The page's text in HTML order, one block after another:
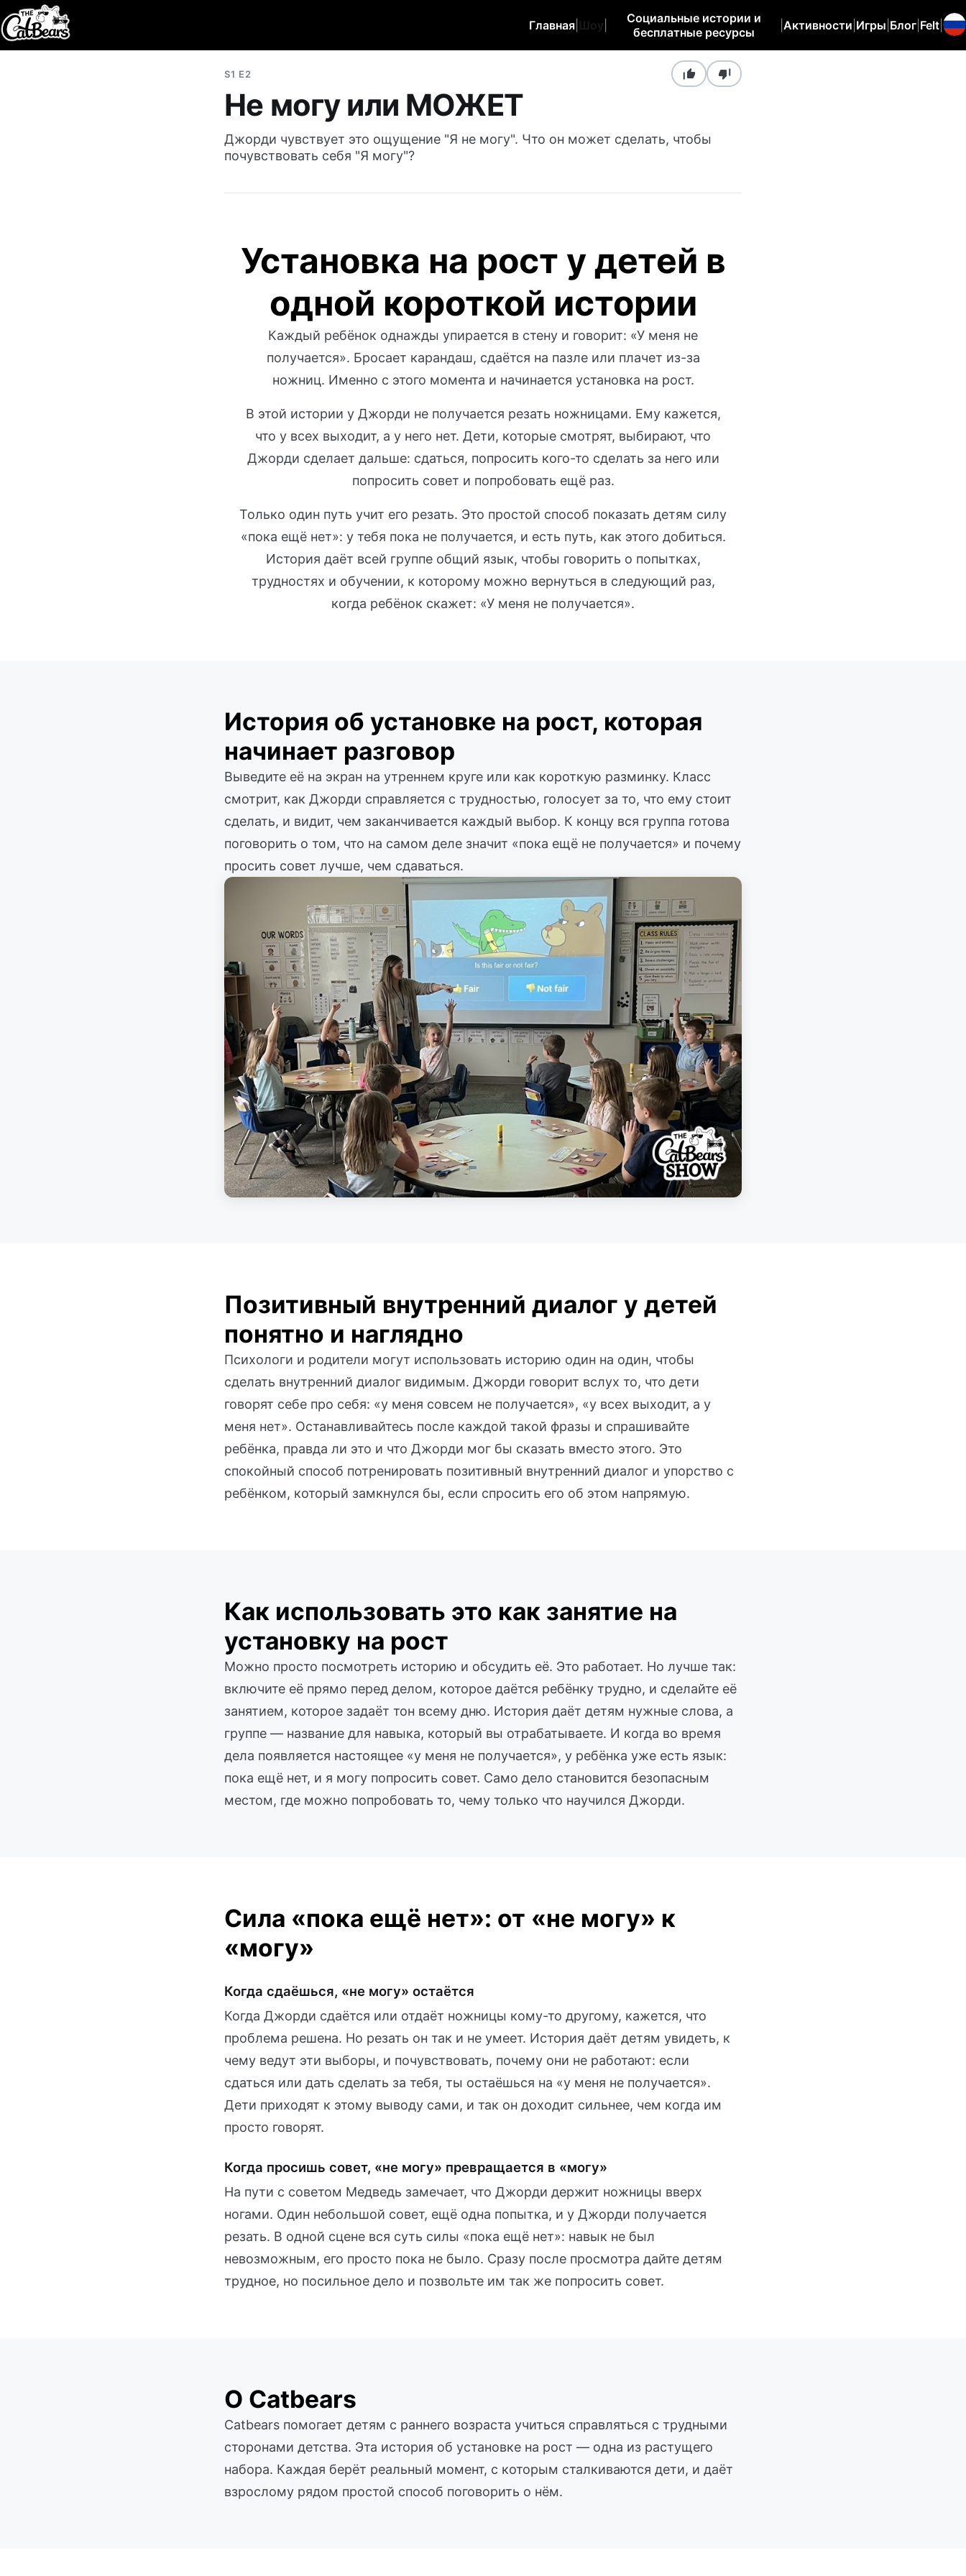
Главная Шоу
Социальные истории и
бесплатные ресурсы
Активности Игры Блог Felt
S1 E2
Hе могу или МОЖЕТ
Джорди чувствует это ощущение "Я не могу". Что он может сделать, чтобы
почувствовать себя "Я могу"?
Установка на рост у детей в
одной короткой истории
Каждый ребёнок однажды упирается в стену и говорит: «У меня не
получается». Бросает карандаш, сдаётся на пазле или плачет из-за
ножниц. Именно с этого момента и начинается установка на рост.
В этой истории у Джорди не получается резать ножницами. Ему кажется,
что у всех выходит, а у него нет. Дети, которые смотрят, выбирают, что
Джорди сделает дальше: сдаться, попросить кого-то сделать за него или
попросить совет и попробовать ещё раз.
Только один путь учит его резать. Это простой способ показать детям силу
«пока ещё нет»: у тебя пока не получается, и есть путь, как этого добиться.
История даёт всей группе общий язык, чтобы говорить о попытках,
трудностях и обучении, к которому можно вернуться в следующий раз,
когда ребёнок скажет: «У меня не получается».
История об установке на рост, которая
начинает разговор
Выведите её на экран на утреннем круге или как короткую разминку. Класс
смотрит, как Джорди справляется с трудностью, голосует за то, что ему стоит
сделать, и видит, чем заканчивается каждый выбор. К концу вся группа готова
поговорить о том, что на самом деле значит «пока ещё не получается» и почему
просить совет лучше, чем сдаваться.
Позитивный внутренний диалог у детей
понятно и наглядно
Психологи и родители могут использовать историю один на один, чтобы
сделать внутренний диалог видимым. Джорди говорит вслух то, что дети
говорят себе про себя: «у меня совсем не получается», «у всех выходит, а у
меня нет». Останавливайтесь после каждой такой фразы и спрашивайте
ребёнка, правда ли это и что Джорди мог бы сказать вместо этого. Это
спокойный способ потренировать позитивный внутренний диалог и упорство с
ребёнком, который замкнулся бы, если спросить его об этом напрямую.
Как использовать это как занятие на
установку на рост
Можно просто посмотреть историю и обсудить её. Это работает. Но лучше так:
включите её прямо перед делом, которое даётся ребёнку трудно, и сделайте её
занятием, которое задаёт тон всему дню. История даёт детям нужные слова, а
группе — название для навыка, который вы отрабатываете. И когда во время
дела появляется настоящее «у меня не получается», у ребёнка уже есть язык:
пока ещё нет, и я могу попросить совет. Само дело становится безопасным
местом, где можно попробовать то, чему только что научился Джорди.
Сила «пока ещё нет»: от «не могу» к
«могу»
Когда сдаёшься, «не могу» остаётся
Когда Джорди сдаётся или отдаёт ножницы кому-то другому, кажется, что
проблема решена. Но резать он так и не умеет. История даёт детям увидеть, к
чему ведут эти выборы, и почувствовать, почему они не работают: если
сдаться или дать сделать за тебя, ты остаёшься на «у меня не получается».
Дети приходят к этому выводу сами, и так он доходит сильнее, чем когда им
просто говорят.
Когда просишь совет, «не могу» превращается в «могу»
На пути с советом Медведь замечает, что Джорди держит ножницы вверх
ногами. Один небольшой совет, ещё одна попытка, и у Джорди получается
резать. В одной сцене вся суть силы «пока ещё нет»: навык не был
невозможным, его просто пока не было. Сразу после просмотра дайте детям
трудное, но посильное дело и позвольте им так же попросить совет.
О Catbears
Catbears помогает детям с раннего возраста учиться справляться с трудными
сторонами детства. Эта история об установке на рост — одна из растущего
набора. Каждая берёт реальный момент, с которым сталкиваются дети, и даёт
взрослому рядом простой способ поговорить о нём.